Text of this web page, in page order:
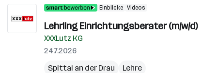
Einblicke Videos
Lehrling Einrichtungsberater (m/w/d)
XXXLutz KG
24.7.2026
Spittal an der Drau
Lehre